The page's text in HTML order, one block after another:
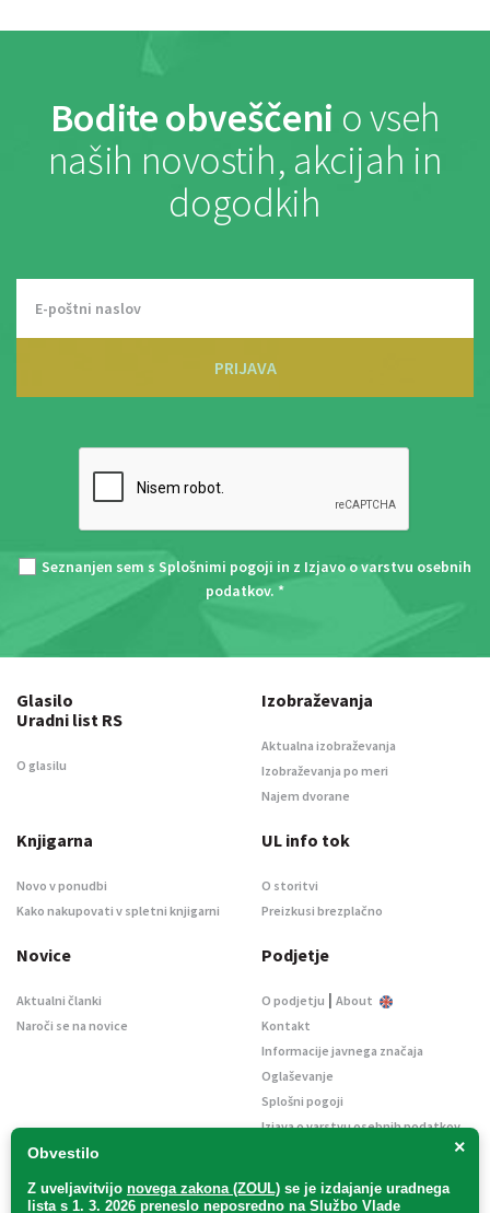
Bodite obveščeni o vseh
naših novostih, akcijah in
dogodkih
PRIJAVA
Seznanjen sem s Splošnimi pogoji in z Izjavo o varstvu osebnih
podatkov. *
×
Obvestilo
Z uveljavitvijo novega zakona (ZOUL) se je izdajanje uradnega
lista s 1. 3. 2026 preneslo neposredno na Službo Vlade
Glasilo
Uradni list RS
O glasilu
Izobraževanja
Aktualna izobraževanja
Izobraževanja po meri
Najem dvorane
Knjigarna
Novo v ponudbi
Kako nakupovati v spletni knjigarni
UL info tok
O storitvi
Preizkusi brezplačno
Novice
Aktualni članki
Naroči se na novice
Podjetje
O podjetju | About
Kontakt
Informacije javnega značaja
Oglaševanje
Splošni pogoji
Izjava o varstvu osebnih podatkov